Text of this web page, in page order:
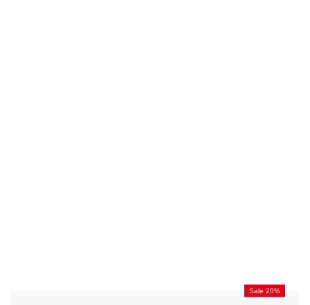
Sale 20%